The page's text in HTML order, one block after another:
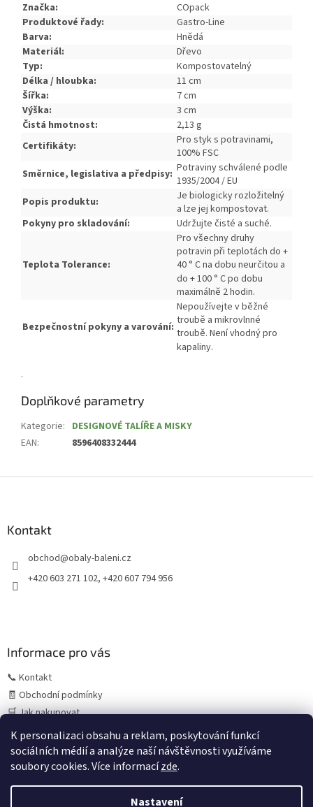
K personalizaci obsahu a reklam, poskytování funkcí
sociálních médií a analýze naší návštěvnosti využíváme
soubory cookies. Více informacízde.
Nastavení
V období července a srpna může z důvodu
Značka:
COpack
Produktové řady:
Gastro-Line
Barva:
Hnědá
Materiál:
Dřevo
Typ:
Kompostovatelný
Délka / hloubka:
11 cm
Šířka:
7 cm
Výška:
3 cm
Čistá hmotnost:
2,13 g
Certifikáty:
Pro styk s potravinami,
100% FSC
Směrnice, legislativa a předpisy: Potraviny schválené podle
1935/2004 / EU
Popis produktu:
Je biologicky rozložitelný
a lze jej kompostovat.
Pokyny pro skladování:
Udržujte čisté a suché.
Teplota Tolerance:
Pro všechny druhy
potravin při teplotách do +
40 ° C na dobu neurčitou a
do + 100 ° C po dobu
maximálně 2 hodin.
Bezpečnostní pokyny a varování:
Nepoužívejte v běžné
troubě a mikrovlnné
troubě. Není vhodný pro
kapaliny.
.
Doplňkové parametry
Kategorie: DESIGNOVÉ TALÍŘE A MISKY
EAN: 8596408332444
Kontakt
obchod@obaly-baleni.cz
+420 603 271 102, +420 607 794 956
Informace pro vás
📞 Kontakt
🧾 Obchodní podmínky
🛒 Jak nakupovat
⚠️ Zásady práce s osobními údaji (GDPR)